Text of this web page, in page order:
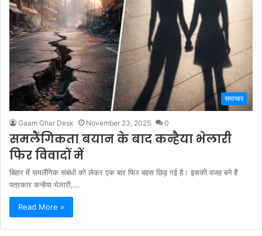
समाचार
Gaam Ghar Desk November 23, 2025 0
समलैंगिकता बयान के बाद कन्हैया भेलारी
फिर विवादों में
बिहार में समलैंगिक संबंधों को लेकर एक बार फिर बहस छिड़ गई है। इसकी वजह बने हैं
पत्रकार कन्हैया भेलारी,…
Read More »